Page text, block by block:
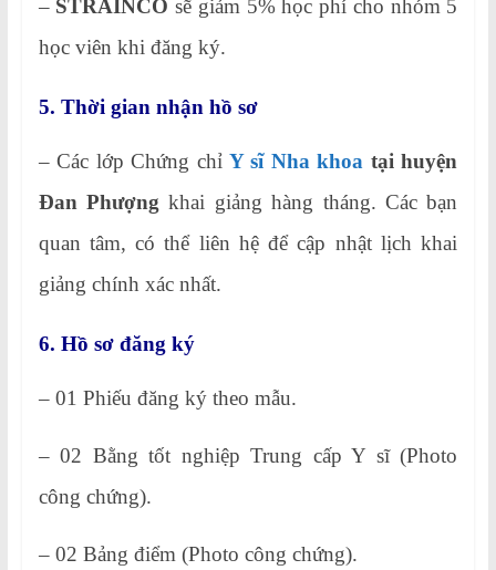
– STRAINCO sẽ giảm 5% học phí cho nhóm 5
học viên khi đăng ký.
5. Thời gian nhận hồ sơ
– Các lớp Chứng chỉ Y sĩ Nha khoa tại huyện
Đan Phượng khai giảng hàng tháng. Các bạn
quan tâm, có thể liên hệ để cập nhật lịch khai
giảng chính xác nhất.
6. Hồ sơ đăng ký
– 01 Phiếu đăng ký theo mẫu.
– 02 Bằng tốt nghiệp Trung cấp Y sĩ (Photo
công chứng).
– 02 Bảng điểm (Photo công chứng).